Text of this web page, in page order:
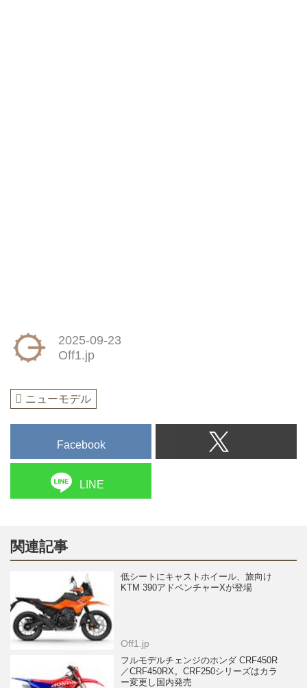
2025-09-23
Off1.jp
ニューモデル
Facebook
LINE
関連記事
低シートにキャストホイール、旅向け
KTM 390アドベンチャーXが登場
Off1.jp
フルモデルチェンジのホンダ CRF450R
／CRF450RX。CRF250シリーズはカラ
ー変更し国内発売